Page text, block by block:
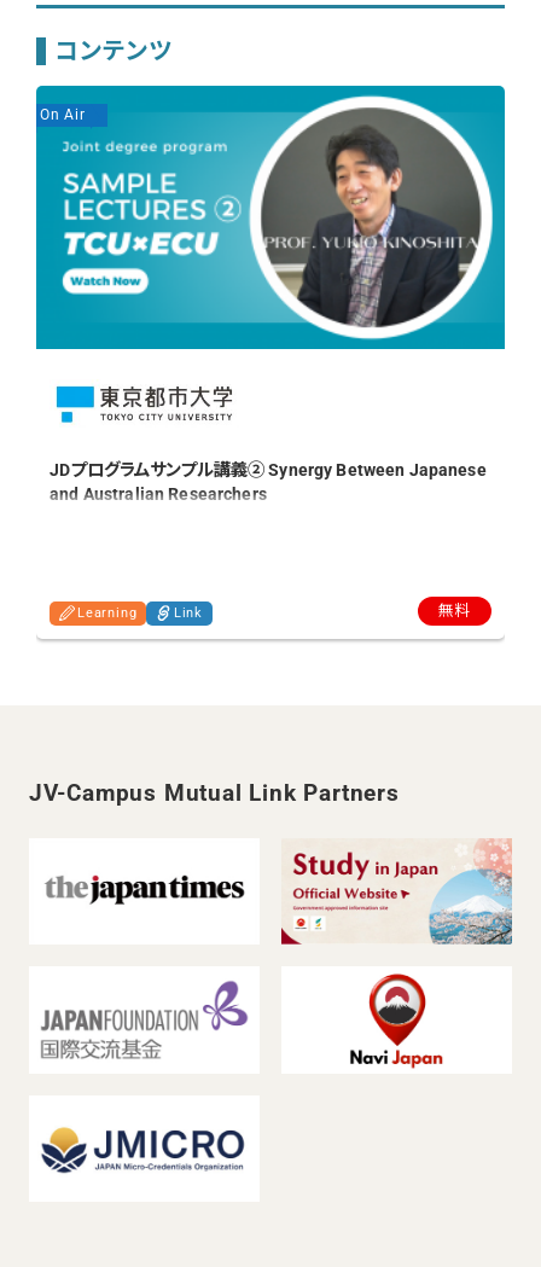
コンテンツ
JDプログラムサンプル講義② Synergy Between Japanese
and Australian Researchers
Learning Link 無料
On Air
JV-Campus Mutual Link Partners